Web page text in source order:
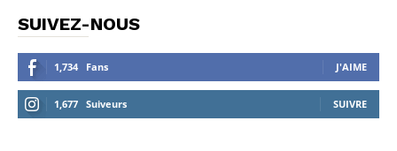
SUIVEZ-NOUS
1,734 Fans J'AIME
1,677 Suiveurs SUIVRE